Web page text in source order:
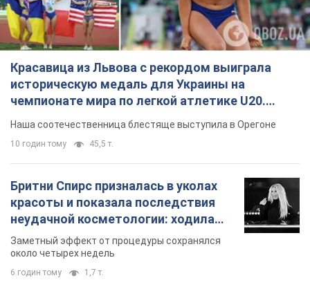
Красавица из Львова с рекордом выиграла
историческую медаль для Украины на
чемпионате мира по легкой атлетике U20.
Видео
Наша соотечественница блестяще выступила в Орегоне
10 годин тому 45,5 т.
Бритни Спирс призналась в уколах
красоты и показала последствия
неудачной косметологии: ходила
так почти месяц
Заметный эффект от процедуры сохранялся
около четырех недель
6 годин тому 1,7 т.